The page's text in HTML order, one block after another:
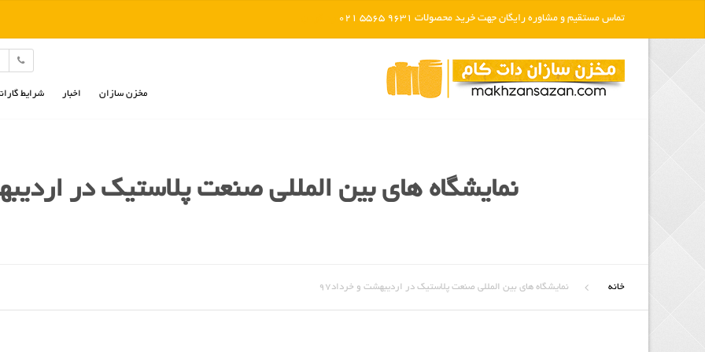
مخزن سازان اخبار شرایط
نمایشگاه های بین المللی صنعت پلاستیک در
خانه نمایشگاه های بین المللی صنعت پلاستیک در اردیبهشت و خرداد۹۷
تماس مستقیم و مشاوره رایگان جهت خرید محصولات 9631 5565 021